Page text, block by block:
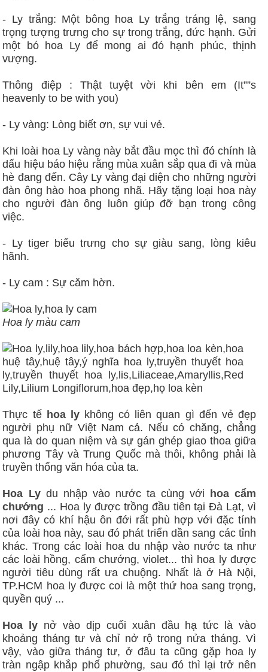
- Ly trắng: Một bông hoa Ly trắng tráng lệ, sang
trọng tượng trưng cho sự trong trắng, đức hạnh. Gửi
một bó hoa Ly để mong ai đó hạnh phúc, thịnh
vượng.
Thông điệp : Thật tuyệt vời khi bên em (It””s
heavenly to be with you)
- Ly vàng: Lòng biết ơn, sự vui vẻ.
Khi loài hoa Ly vàng này bắt đầu mọc thì đó chính là
dấu hiệu báo hiệu rằng mùa xuân sắp qua đi và mùa
hè đang đến. Cây Ly vàng đại diện cho những người
đàn ông hào hoa phong nhã. Hãy tặng loại hoa này
cho người đàn ông luôn giúp đỡ bạn trong công
việc.
- Ly tiger biểu trưng cho sự giàu sang, lòng kiêu
hãnh.
- Ly cam : Sự căm hờn.
Hoa ly màu cam
Thực tế hoa lykhông có liên quan gì đến vẻ đẹp
người phụ nữ Việt Nam cả. Nếu có chăng, chẳng
qua là do quan niệm và sự gán ghép giao thoa giữa
phương Tây và Trung Quốc mà thôi, không phải là
truyền thống văn hóa của ta.
Hoa Lydu nhập vào nước ta cùng với
hoa cẩm
chướng ... Hoa ly được trồng đầu tiên tại Ðà Lạt, vì
nơi đây có khí hậu ôn đới rất phù hợp với đặc tính
của loài hoa này, sau đó phát triển dần sang các tỉnh
khác. Trong các loài hoa du nhập vào nước ta như
các loài hồng, cẩm chướng, violet... thì hoa ly được
người tiêu dùng rất ưa chuộng. Nhất là ở Hà Nội,
TP.HCM hoa ly được coi là một thứ hoa sang trọng,
quyền quý ...
Hoa ly nở vào dịp cuối xuân đầu hạ tức là vào
khoảng tháng tư và chỉ nở rộ trong nửa tháng. Vì
vậy, vào giữa tháng tư, ở đâu ta cũng gặp hoa ly
tràn ngập khắp phố phường, sau đó thì lại trở nên